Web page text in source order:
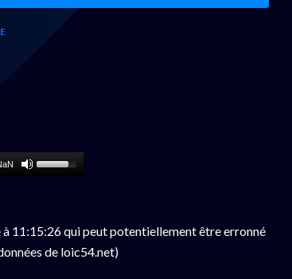
11:15:26 qui peut potentiellement être erronné
de loic54.net)